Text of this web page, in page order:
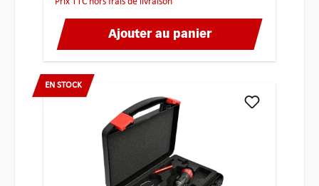
Ajouter au panier
EN STOCK